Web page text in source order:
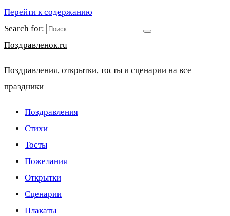
Перейти к содержанию
Search for:
Поздравленок.ru
Поздравления, открытки, тосты и сценарии на все
праздники
Поздравления
Стихи
Тосты
Пожелания
Открытки
Сценарии
Плакаты